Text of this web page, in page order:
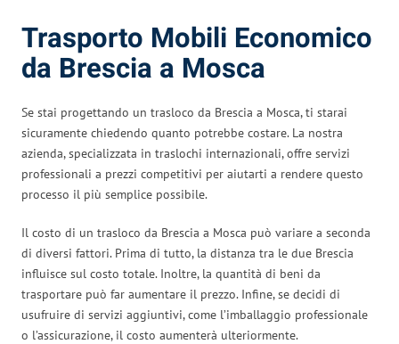
Trasporto Mobili Economico
da Brescia a Mosca
Se stai progettando un trasloco da Brescia a Mosca, ti starai
sicuramente chiedendo quanto potrebbe costare. La nostra
azienda, specializzata in traslochi internazionali, offre servizi
professionali a prezzi competitivi per aiutarti a rendere questo
processo il più semplice possibile.
Il costo di un trasloco da Brescia a Mosca può variare a seconda
di diversi fattori. Prima di tutto, la distanza tra le due Brescia
influisce sul costo totale. Inoltre, la quantità di beni da
trasportare può far aumentare il prezzo. Infine, se decidi di
usufruire di servizi aggiuntivi, come l’imballaggio professionale
o l’assicurazione, il costo aumenterà ulteriormente.